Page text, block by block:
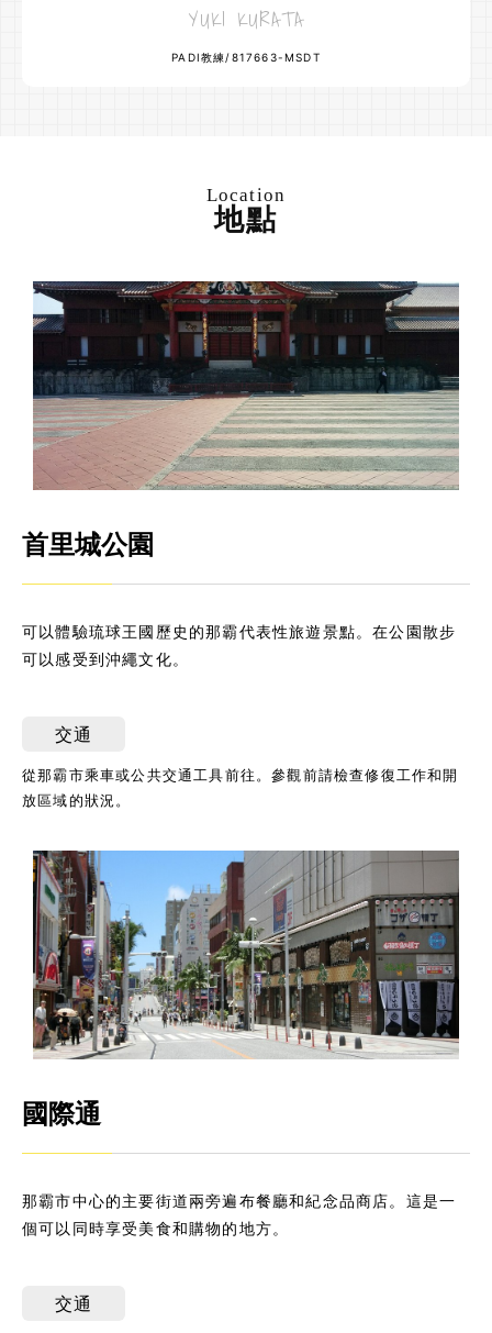
YUKI KURATA
PADI教練/817663-MSDT
Location
地點
首里城公園
可以體驗琉球王國歷史的那霸代表性旅遊景點。在公園散步
可以感受到沖繩文化。
交通
從那霸市乘車或公共交通工具前往。參觀前請檢查修復工作和開
放區域的狀況。
國際通
那霸市中心的主要街道兩旁遍布餐廳和紀念品商店。這是一
個可以同時享受美食和購物的地方。
交通